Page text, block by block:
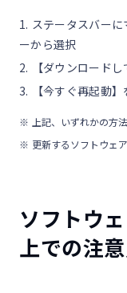
ステータスバー
ーから選択
【ダウンロード
【今すぐ再起動
上記、いずれかの方
更新するソフトウェ
ソフトウ
上での注